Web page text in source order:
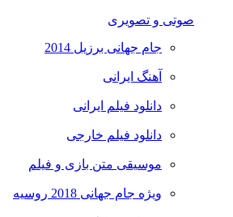
صوتی و تصویری
جام جهانی برزیل 2014
آهنگ ایرانی
دانلود فیلم ایرانی
دانلود فیلم خارجی
موسیقی متن بازی و فیلم
ویژه جام جهانی 2018 روسیه